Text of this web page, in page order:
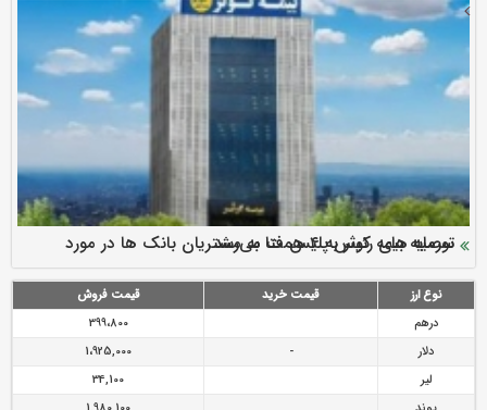
ارزش سهام عدالت بالا رفت
سرمایه بیمه کوثر به ۴ همت می‌رسد
نود ثانیه با فولاد سنگان
تقدیر دبیرکل سندیکای بیمه گران ایران از اقدامات مدیرعامل بیمه
رازی
توصیه های رئیس پلیس فتا به مشتریان بانک ها در مورد
پیشگیری از سرقت های مجازی
نوع ارز قیمت خرید
قیمت فروش
درهم
399،800
دلار
-
1،925,000
لیر
34,100